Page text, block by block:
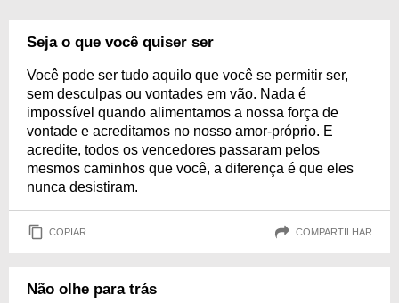
Seja o que você quiser ser
Você pode ser tudo aquilo que você se permitir ser,
sem desculpas ou vontades em vão. Nada é
impossível quando alimentamos a nossa força de
vontade e acreditamos no nosso amor-próprio. E
acredite, todos os vencedores passaram pelos
mesmos caminhos que você, a diferença é que eles
nunca desistiram.
COPIAR COMPARTILHAR
Não olhe para trás